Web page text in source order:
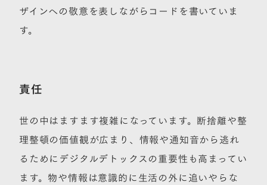
ザインへの敬意を表しながらコードを書いていま
す。
責任
世の中はますます複雑になっています。断捨離や整
理整頓の価値観が広まり、情報や通知音から逃れ
るためにデジタルデトックスの重要性も高まってい
ます。物や情報は意識的に生活の外に追いやらな